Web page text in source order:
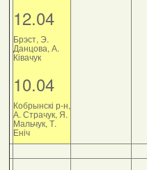
12.04
Брэст, Э.
Данцова, А.
Ківачук
10.04
Кобрынскі р-н,
А. Страчук, Я.
Мальчук, Т.
Еніч